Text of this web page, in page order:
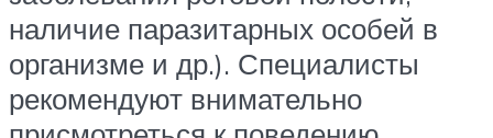
наличие паразитарных особей в
организме и др.). Специалисты
рекомендуют внимательно